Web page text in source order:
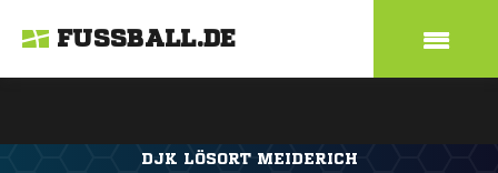
FUSSBALL.DE
DJK LÖSORT MEIDERICH